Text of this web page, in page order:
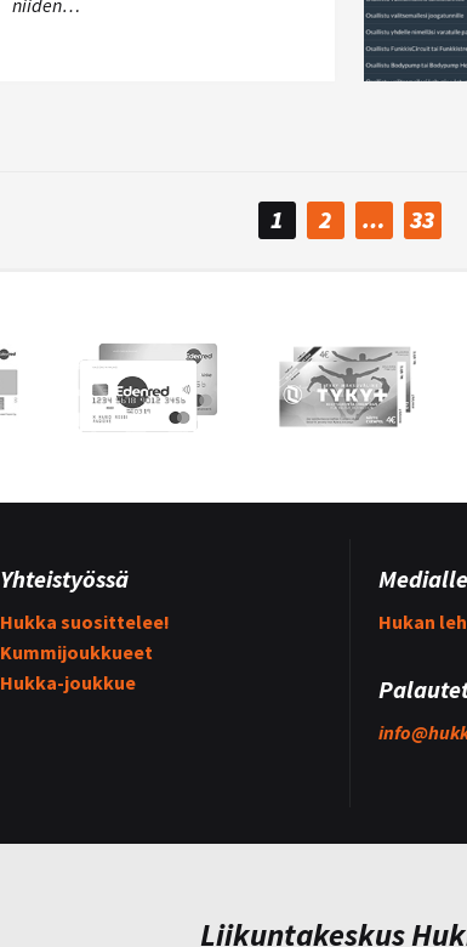
niiden…
1 2 … 33
Yhteistyössä
Hukka suosittelee!
Kummijoukkueet
Hukka-joukkue
Medialle
Hukan
info@
Liikuntakeskus